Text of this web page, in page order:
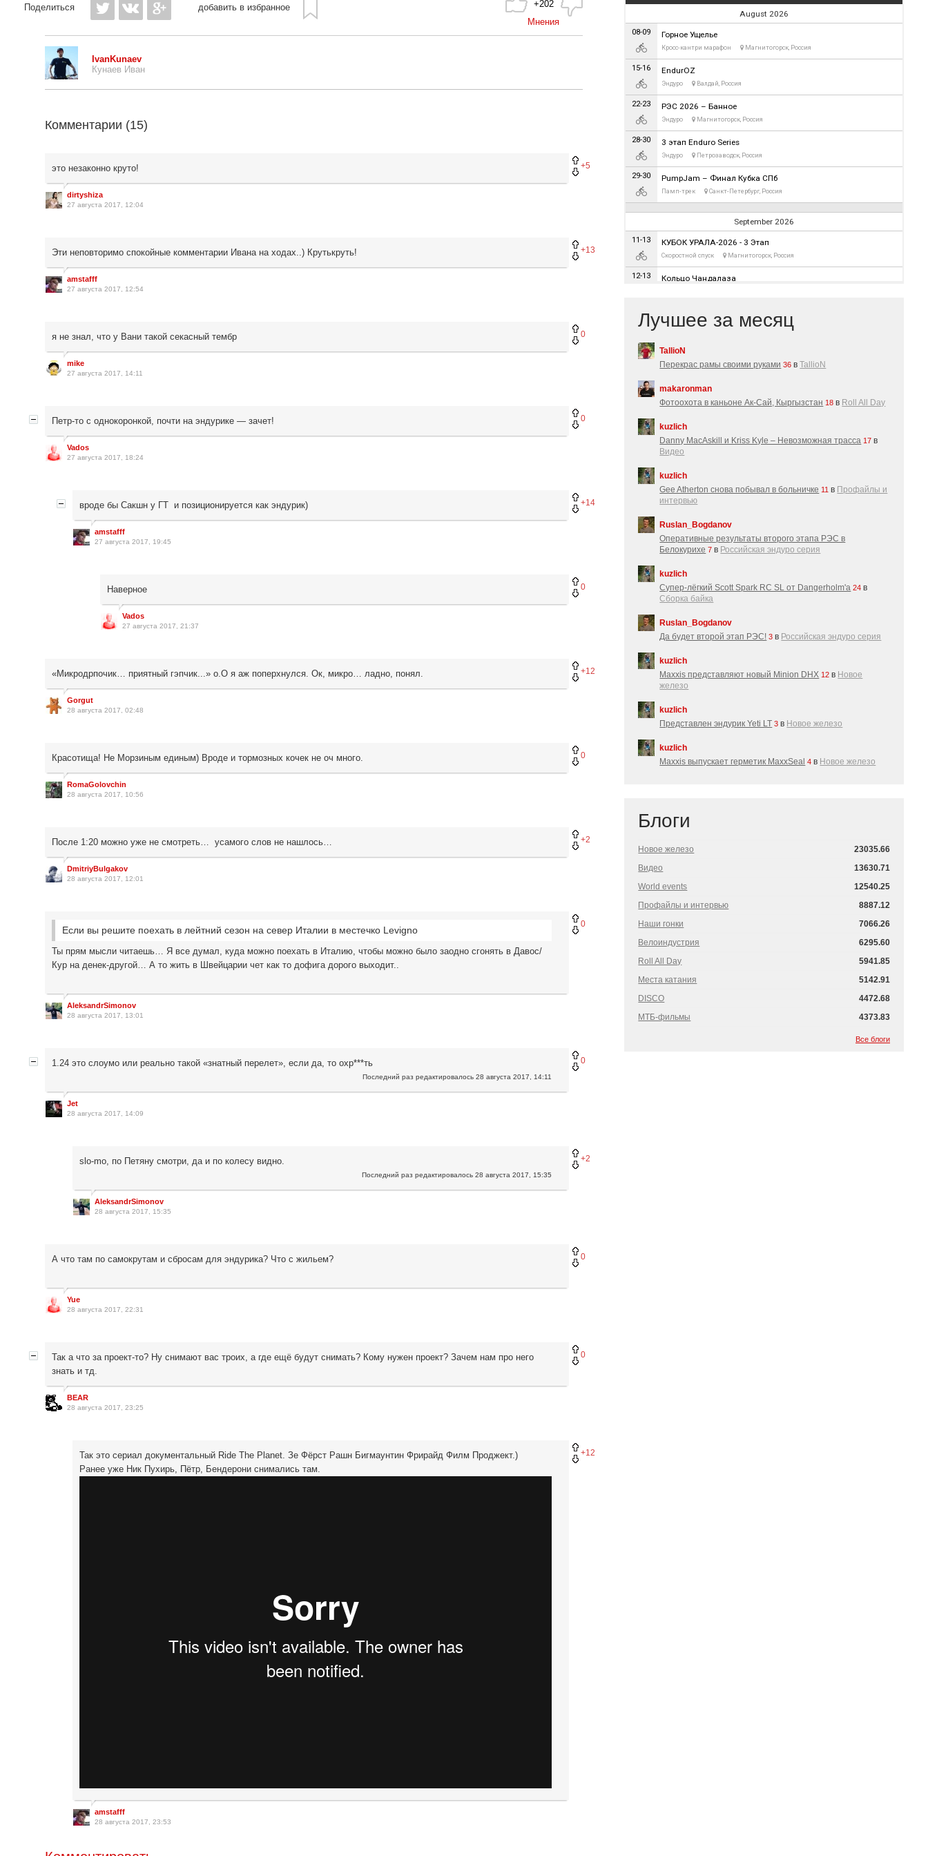
Поделиться добавить в избранное
+202
Мнения
IvanKunaev
Кунаев Иван
Комментарии (15)
+5
это незаконно круто!
dirtyshiza
27 августа 2017, 12:04
+13
Эти неповторимо спокойные комментарии Ивана на ходах..) Крутькруть!
amstafff
27 августа 2017, 12:54
0
я не знал, что у Вани такой секасный тембр
mike
27 августа 2017, 14:11
0
Петр-то с однокоронкой, почти на эндурике — зачет!
Vados
27 августа 2017, 18:24
+14
вроде бы Сакшн у ГТ и позиционируется как эндурик)
amstafff
27 августа 2017, 19:45
0
Наверное
Vados
27 августа 2017, 21:37
+12
«Микродрпочик… приятный гэпчик...» о.О я аж поперхнулся. Ок, микро… ладно, понял.
Gorgut
28 августа 2017, 02:48
0
Красотища! Не Морзиным единым) Вроде и тормозных кочек не оч много.
RomaGolovchin
28 августа 2017, 10:56
+2
После 1:20 можно уже не смотреть… усамого слов не нашлось…
DmitriyBulgakov
28 августа 2017, 12:01
0
Если вы решите поехать в лейтний сезон на север Италии в местечко Levigno
Ты прям мысли читаешь… Я все думал, куда можно поехать в Италию, чтобы можно было заодно сгонять в Давос/
Кур на денек-другой… А то жить в Швейцарии чет как то дофига дорого выходит..
AleksandrSimonov
28 августа 2017, 13:01
0
1.24 это слоумо или реально такой «знатный перелет», если да, то охр***ть
Последний раз редактировалось28 августа 2017, 14:11
Jet
28 августа 2017, 14:09
+2
slo-mo, по Петяну смотри, да и по колесу видно.
Последний раз редактировалось28 августа 2017, 15:35
AleksandrSimonov
28 августа 2017, 15:35
0
А что там по самокрутам и сбросам для эндурика? Что с жильем?
Yue
28 августа 2017, 22:31
0
Так а что за проект-то? Ну снимают вас троих, а где ещё будут снимать? Кому нужен проект? Зачем нам про него
знать и тд.
BEAR
28 августа 2017, 23:25
+12
Так это сериал документальный Ride The Planet. Зе Фёрст Рашн Бигмаунтин Фрирайд Филм Проджект.)
Ранее уже Ник Пухирь, Пётр, Бендерони снимались там.
amstafff
28 августа 2017, 23:53
Лучшее за месяц
TallioN
Перекрас рамы своими руками 36 вTallioN
makaronman
Фотоохота в каньоне Ак-Cай, Кыргызстан 18 в Roll All Day
kuzlich
Danny MacAskill и Kriss Kyle – Невозможная трасса 17 в
Видео
kuzlich
Gee Atherton снова побывал в больничке 11 в Профайлы и
интервью
Ruslan_Bogdanov
Оперативные результаты второго этапа РЭС в
Белокурихе 7 в Российская эндуро серия
kuzlich
Супер-лёгкий Scott Spark RC SL от Dangerholm'a 24 в
Сборка байка
Ruslan_Bogdanov
Да будет второй этап РЭС! 3 в Российская эндуро серия
kuzlich
Maxxis представляют новый Minion DHX 12 в Новое
железо
kuzlich
Представлен эндурик Yeti LT 3 в Новое железо
kuzlich
Maxxis выпускает герметик MaxxSeal 4 в Новое железо
Блоги
Новое железо
23035.66
Видео
13630.71
World events
12540.25
Профайлы и интервью
8887.12
Наши гонки
7066.26
Велоиндустрия
6295.60
Roll All Day
5941.85
Места катания
5142.91
DISCO
4472.68
МТБ-фильмы
4373.83
Все блоги